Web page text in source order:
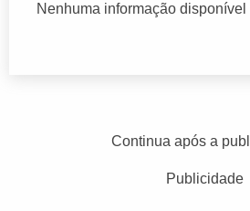
Nenhuma informação disponível
Continua após a
Publicidade